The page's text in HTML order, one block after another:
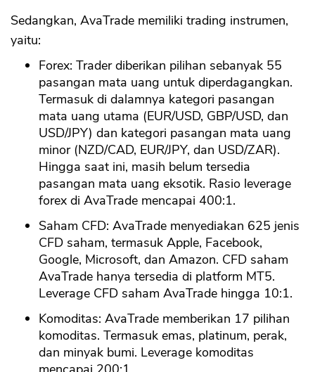
Sedangkan, AvaTrade memiliki trading instrumen,
yaitu:
Forex: Trader diberikan pilihan sebanyak 55
pasangan mata uang untuk diperdagangkan.
Termasuk di dalamnya kategori pasangan
mata uang utama (EUR/USD, GBP/USD, dan
USD/JPY) dan kategori pasangan mata uang
minor (NZD/CAD, EUR/JPY, dan USD/ZAR).
Hingga saat ini, masih belum tersedia
pasangan mata uang eksotik. Rasio leverage
forex di AvaTrade mencapai 400:1.
Saham CFD: AvaTrade menyediakan 625 jenis
CFD saham, termasuk Apple, Facebook,
Google, Microsoft, dan Amazon. CFD saham
AvaTrade hanya tersedia di platform MT5.
Leverage CFD saham AvaTrade hingga 10:1.
Komoditas: AvaTrade memberikan 17 pilihan
komoditas. Termasuk emas, platinum, perak,
dan minyak bumi. Leverage komoditas